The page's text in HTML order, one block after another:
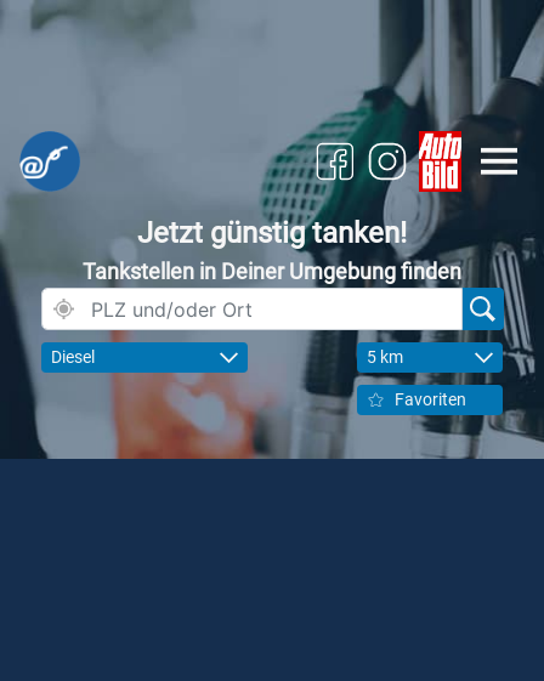
Jetzt günstig tanken!
Tankstellen in Deiner Umgebung finden
Diesel 5 km
Favoriten